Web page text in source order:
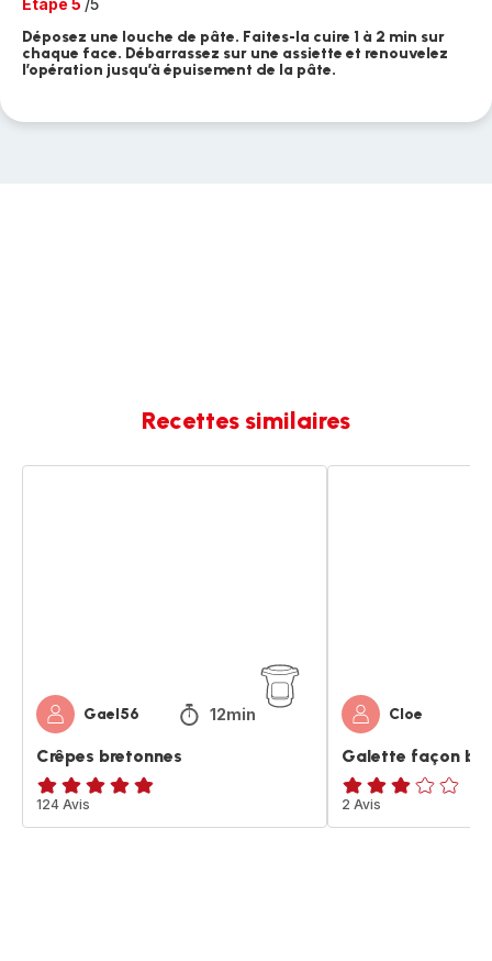
Etape 5 /5
Déposez une louche de pâte. Faites-la cuire 1 à 2 min sur
chaque face. Débarrassez sur une assiette et renouvelez
l’opération jusqu’à épuisement de la pâte.
Recettes similaires
Gael56 12min
Crêpes bretonnes
ratings.4.8
124 Avis
Cloe
Galette façon
Avis
3
2 Avis